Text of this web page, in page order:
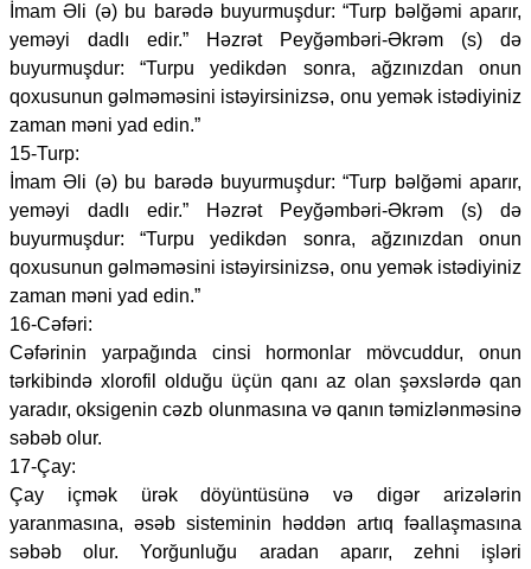
İmam Əli (ə) bu barədə buyurmuşdur: “Turp bəlğəmi aparır,
yeməyi dadlı edir.” Həzrət Peyğəmbəri-Əkrəm (s) də
buyurmuşdur: “Turpu yedikdən sonra, ağzınızdan onun
qoxusunun gəlməməsini istəyirsinizsə, onu yemək istədiyiniz
zaman məni yad edin.”
15-Turp:
İmam Əli (ə) bu barədə buyurmuşdur: “Turp bəlğəmi aparır,
yeməyi dadlı edir.” Həzrət Peyğəmbəri-Əkrəm (s) də
buyurmuşdur: “Turpu yedikdən sonra, ağzınızdan onun
qoxusunun gəlməməsini istəyirsinizsə, onu yemək istədiyiniz
zaman məni yad edin.”
16-Cəfəri:
Cəfərinin yarpağında cinsi hormonlar mövcuddur, onun
tərkibində xlorofil olduğu üçün qanı az olan şəxslərdə qan
yaradır, oksigenin cəzb olunmasına və qanın təmizlənməsinə
səbəb olur.
17-Çay:
Çay içmək ürək döyüntüsünə və digər arizələrin
yaranmasına, əsəb sisteminin həddən artıq fəallaşmasına
səbəb olur. Yorğunluğu aradan aparır, zehni işləri